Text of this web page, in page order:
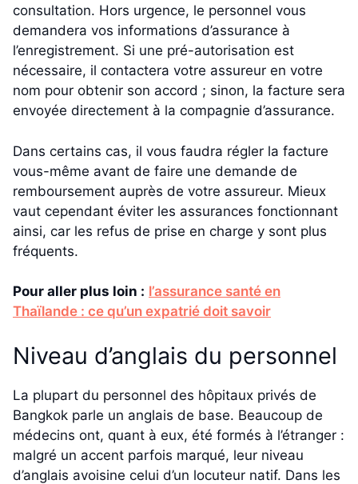
consultation. Hors urgence, le personnel vous
demandera vos informations d’assurance à
l’enregistrement. Si une pré-autorisation est
nécessaire, il contactera votre assureur en votre
nom pour obtenir son accord ; sinon, la facture sera
envoyée directement à la compagnie d’assurance.
Dans certains cas, il vous faudra régler la facture
vous-même avant de faire une demande de
remboursement auprès de votre assureur. Mieux
vaut cependant éviter les assurances fonctionnant
ainsi, car les refus de prise en charge y sont plus
fréquents.
Pour aller plus loin : l’assurance santé en
Thaïlande : ce qu’un expatrié doit savoir
Niveau d’anglais du personnel
La plupart du personnel des hôpitaux privés de
Bangkok parle un anglais de base. Beaucoup de
médecins ont, quant à eux, été formés à l’étranger :
malgré un accent parfois marqué, leur niveau
d’anglais avoisine celui d’un locuteur natif. Dans les